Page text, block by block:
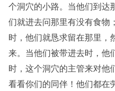
个洞穴的小路。当他们到达
们就进去问那里有没有食物
时，他们就恳求留在那里，
来。当他们被带进去时，他
时，这个洞穴的主管来对他
看看你们的同伴！他们都在